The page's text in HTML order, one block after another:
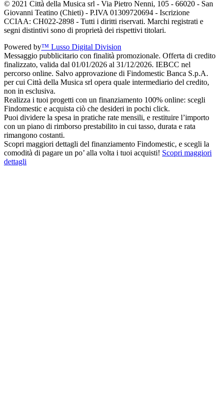
© 2021 Città della Musica srl - Via Pietro Nenni, 105 - 66020 - San
Giovanni Teatino (Chieti) - P.IVA 01309720694 - Iscrizione
CCIAA: CH022-2898 - Tutti i diritti riservati. Marchi registrati e
segni distintivi sono di proprietà dei rispettivi titolari.
Powered by™ Lusso Digital Division
Messaggio pubblicitario con finalità promozionale. Offerta di credito
finalizzato, valida dal 01/01/2026 al 31/12/2026. IEBCC nel
percorso online. Salvo approvazione di Findomestic Banca S.p.A.
per cui Città della Musica srl opera quale intermediario del credito,
non in esclusiva.
Realizza i tuoi progetti con un finanziamento 100% online: scegli
Findomestic e acquista ciò che desideri in pochi click.
Puoi dividere la spesa in pratiche rate mensili, e restituire l’importo
con un piano di rimborso prestabilito in cui tasso, durata e rata
rimangono costanti.
Scopri maggiori dettagli del finanziamento Findomestic, e scegli la
comodità di pagare un po’ alla volta i tuoi acquisti! Scopri maggiori
dettagli